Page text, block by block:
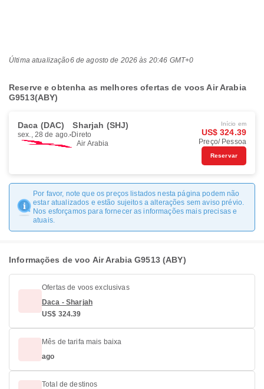
Última atualização6 de agosto de 2026 às 20:46 GMT+0
Reserve e obtenha as melhores ofertas de voos Air Arabia
G9513(ABY)
Daca (DAC) Sharjah (SHJ)
sex., 28 de ago. Direto
Air Arabia
Início em
US$ 324.39
Preço/ Pessoa
Reservar
Por favor, note que os preços listados nesta página podem não
estar atualizados e estão sujeitos a alterações sem aviso prévio.
Nos esforçamos para fornecer as informações mais precisas e
atuais.
Informações de voo Air Arabia G9513 (ABY)
Ofertas de voos exclusivas
Daca - Sharjah
US$ 324.39
Mês de tarifa mais baixa
ago
Total de destinos